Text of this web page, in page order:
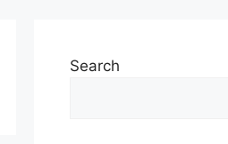
Search